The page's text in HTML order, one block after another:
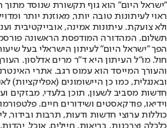
"ישראל היום" הוא גוף תקשורת שנוסד מתוך
ראוי לעיתונות טובה יותר, מאוזנת יותר
ולא צועקת. עיתונות אמינה, אובייקטיבית
הפך "ישראל היום" לעיתון הישראלי בעל
חול. מו"ל העיתון היא ד"ר מרים אדלסון.
והעורך המייסד הוא עמוס רגב. אתרי
חדשות מסביב לשעון, תוכן בלעדי, מבזקים
וידיאו, פודקאסטים ושידורים חיים.
כוללות ערוצי חדשות ודעות, תרבות ובידור,